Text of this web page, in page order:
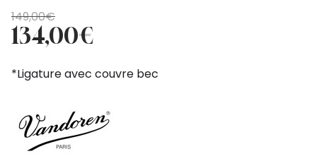
149,00€
Le
prix
initial
était :
149,00€.
134,00€
Le
prix
actuel
est :
134,00€.
*Ligature avec couvre bec